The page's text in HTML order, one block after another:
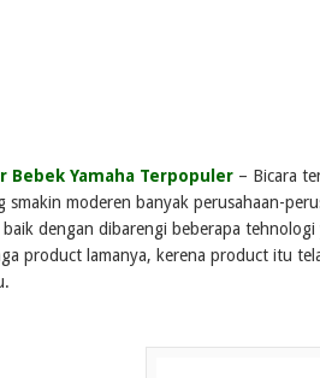
Bebek Yamaha Terpopuler – Bicara
smakin moderen banyak perusahaan-
baik dengan dibarengi beberapa
product lamanya, kerena product itu